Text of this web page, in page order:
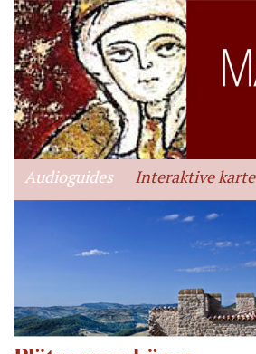
Audioguides Interaktive karte